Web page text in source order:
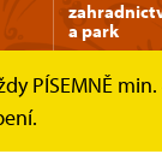
a park
PÍSEMNĚ